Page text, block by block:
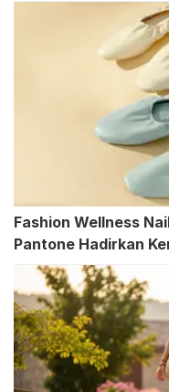
Fashion Wellness
Pantone Hadirkan